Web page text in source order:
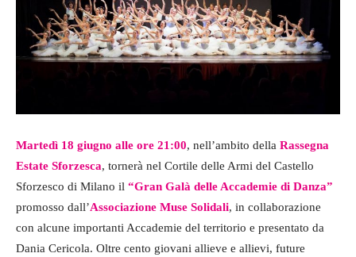
Martedì 18 giugno alle ore 21:00, nell’ambito della Rassegna
Estate Sforzesca, tornerà nel Cortile delle Armi del Castello
Sforzesco di Milano il “Gran Galà delle Accademie di Danza”
promosso dall’Associazione Muse Solidali, in collaborazione
con alcune importanti Accademie del territorio e presentato da
Dania Cericola. Oltre cento giovani allieve e allievi, future